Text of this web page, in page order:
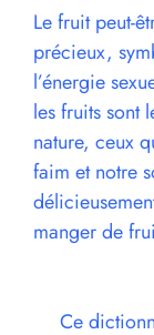
Le fruit peut-
précieux,
l’énergie
les fruits sont
nature, ceux
faim et notre
manger de
Ce